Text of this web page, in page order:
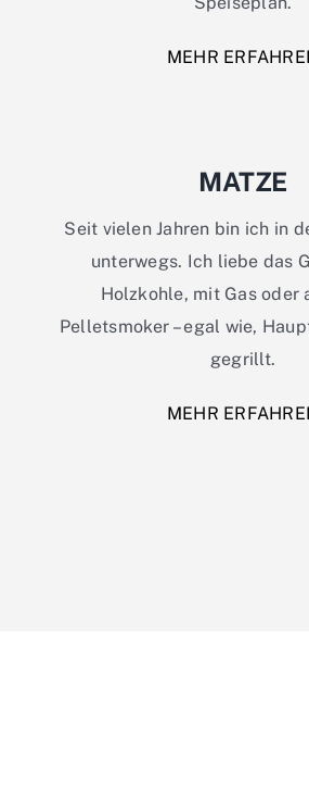
MEHR
MATZE
Seit vielen Jahren bin ich in
unterwegs. Ich liebe das
Holzkohle, mit Gas oder
Pelletsmoker – egal wie,
gegrillt.
MEHR